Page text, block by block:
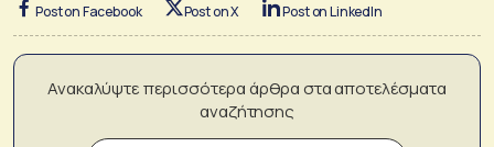
Post on Facebook Post on X Post on LinkedIn
Ανακαλύψτε περισσότερα άρθρα στα αποτελέσματα
αναζήτησης